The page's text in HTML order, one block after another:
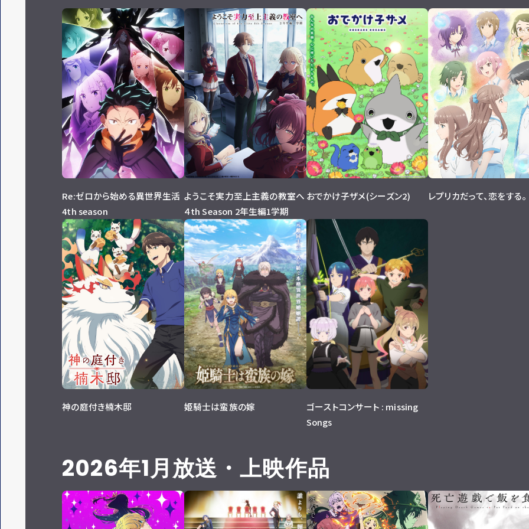
Re:ゼロから始める異世界生活
4th season
ようこそ実力至上主義の教室へ
４th Season 2年生編1学期
おでかけ子ザメ(シーズン2) レプリカだって、恋をする。
神の庭付き楠木邸 姫騎士は蛮族の嫁
ゴーストコンサート : missing
Songs
2026年1月放送・上映作品